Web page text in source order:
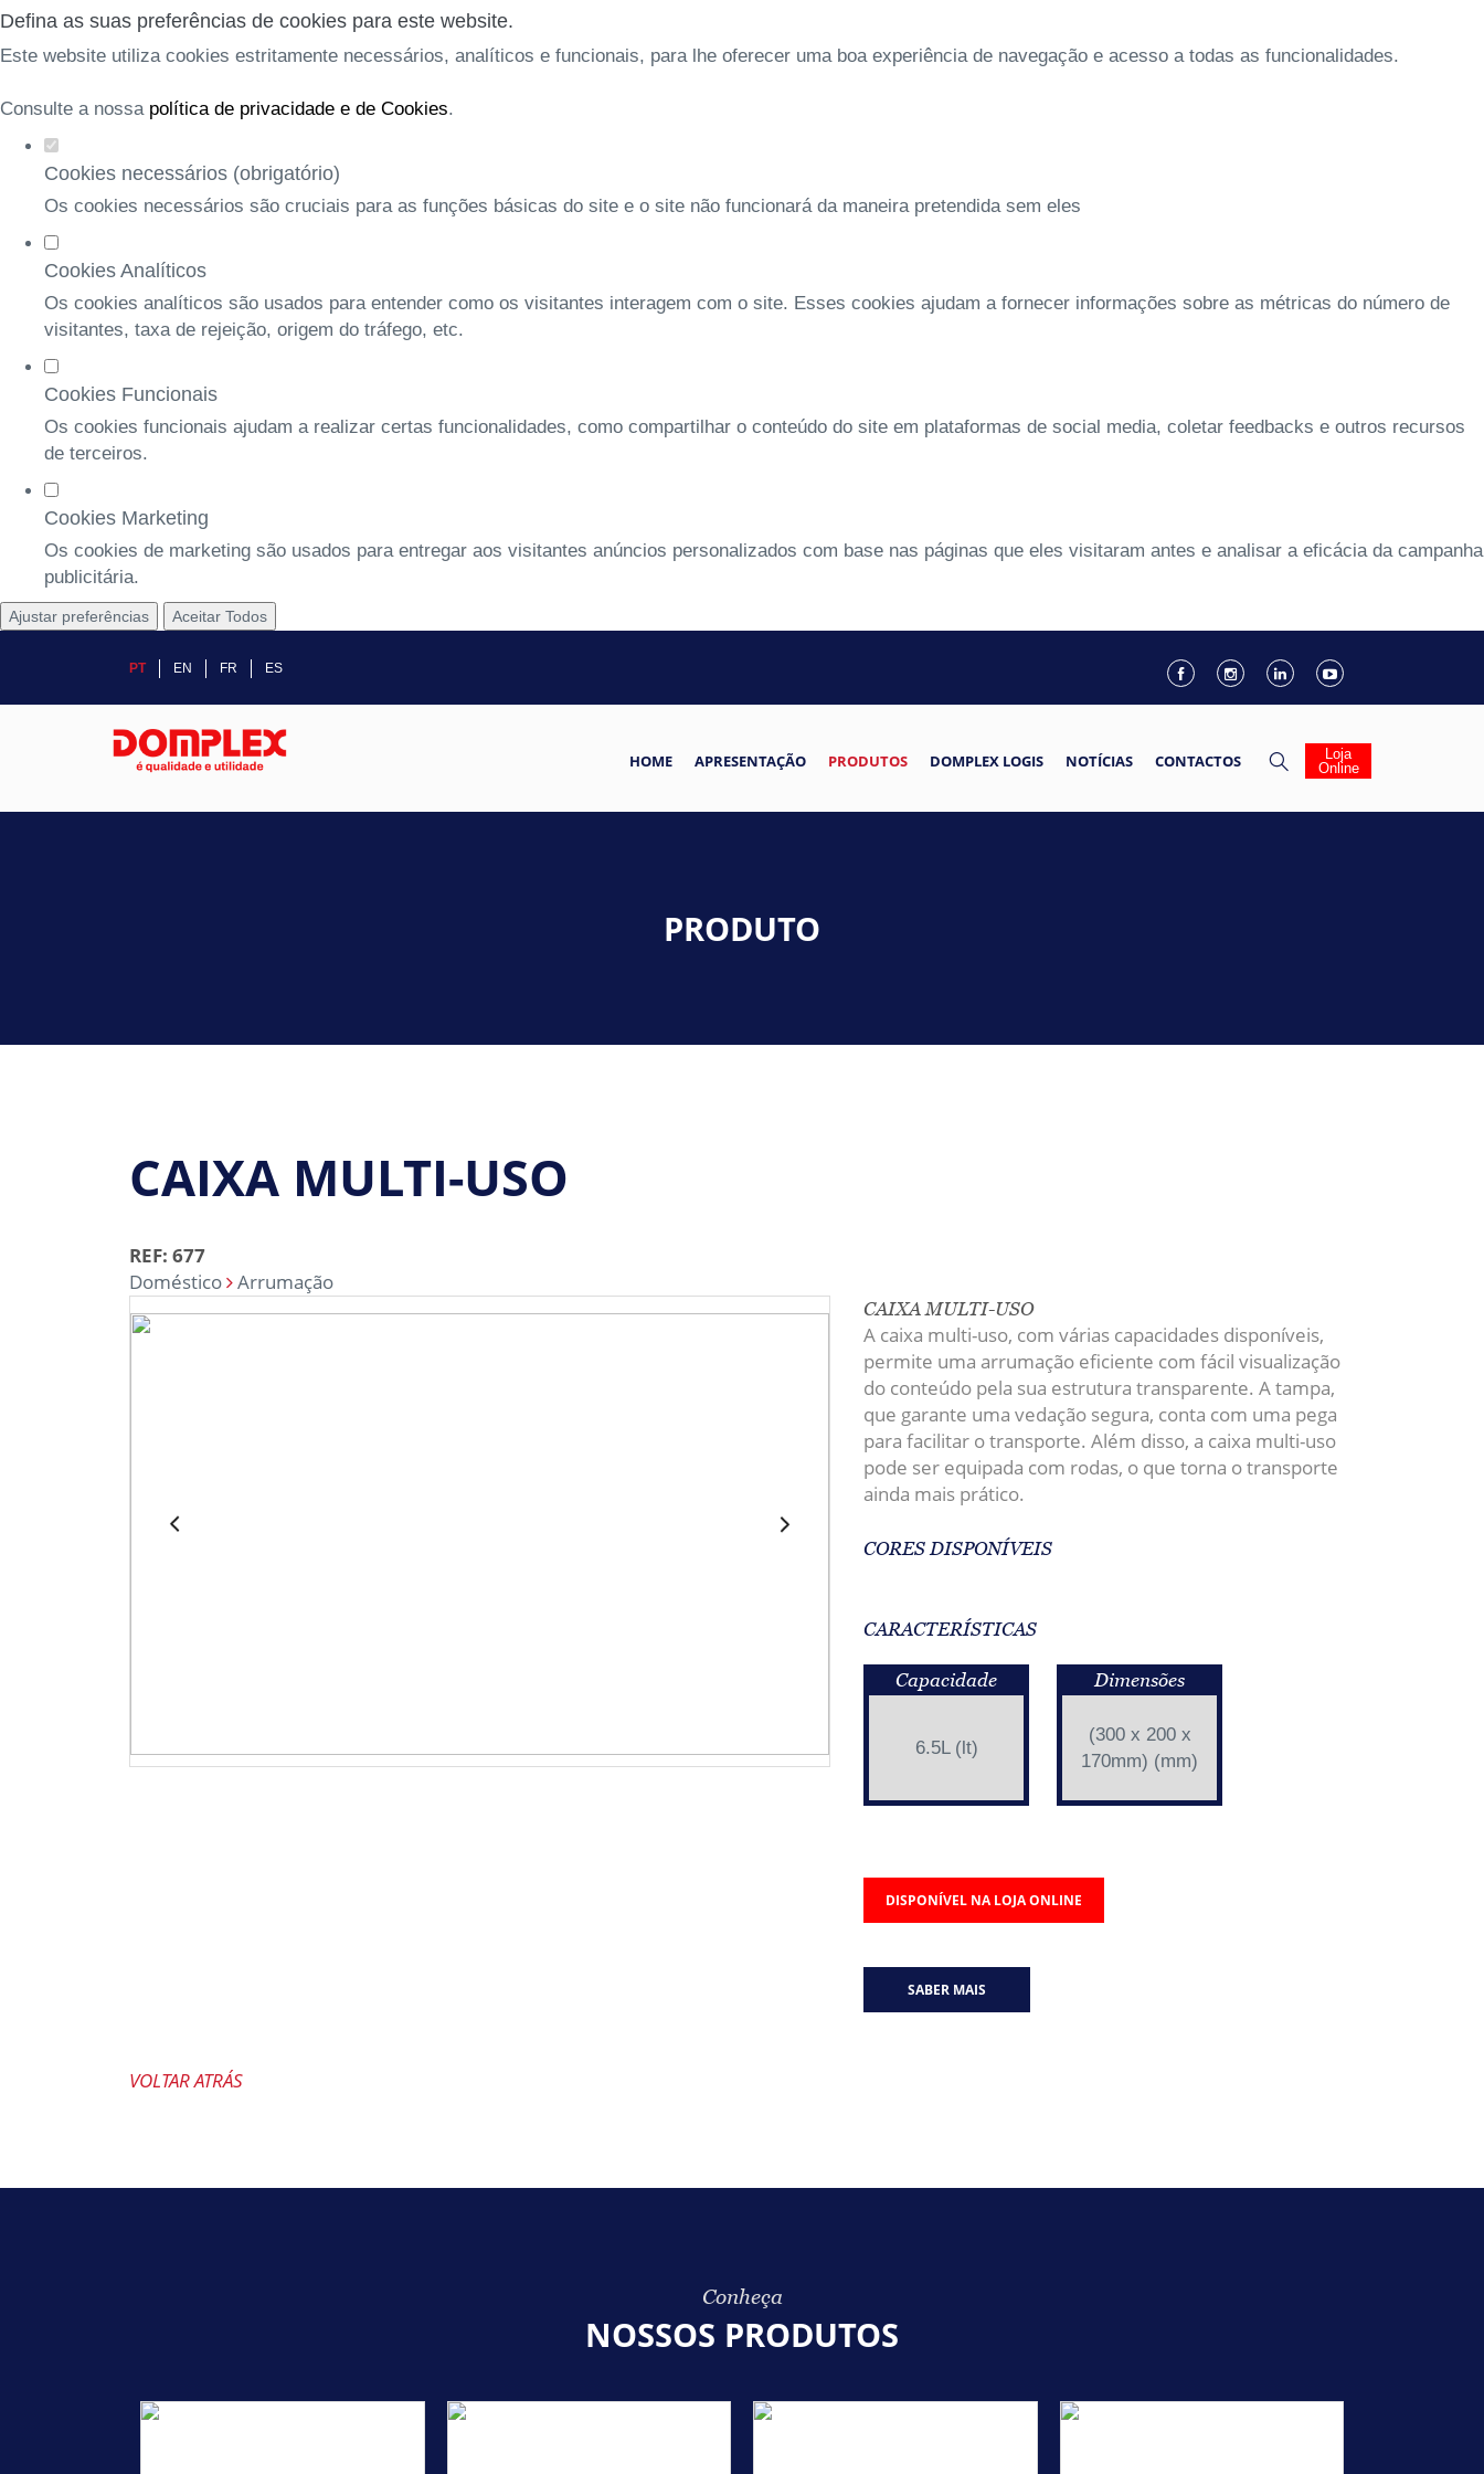
Defina as suas preferências de cookies para este website.
Este website utiliza cookies estritamente necessários, analíticos e funcionais, para lhe oferecer uma boa experiência de navegação e acesso a todas as funcionalidades.
Consulte a nossa política de privacidade e de Cookies.
Cookies necessários (obrigatório)
Os cookies necessários são cruciais para as funções básicas do site e o site não funcionará da maneira pretendida sem eles
Cookies Analíticos
Os cookies analíticos são usados para entender como os visitantes interagem com o site. Esses cookies ajudam a fornecer informações sobre as métricas do número de
visitantes, taxa de rejeição, origem do tráfego, etc.
Cookies Funcionais
Os cookies funcionais ajudam a realizar certas funcionalidades, como compartilhar o conteúdo do site em plataformas de social media, coletar feedbacks e outros recursos
de terceiros.
Cookies Marketing
Os cookies de marketing são usados para entregar aos visitantes anúncios personalizados com base nas páginas que eles visitaram antes e analisar a eficácia da campanha
publicitária.
Ajustar preferências Aceitar Todos
PT EN FR ES
HOME APRESENTAÇÃO PRODUTOS DOMPLEX LOGIS NOTÍCIAS CONTACTOS
Loja
Online
PRODUTO
CAIXA MULTI-USO
REF: 677
Doméstico
Arrumação
CAIXA MULTI-USO
A caixa multi-uso, com várias capacidades disponíveis,
permite uma arrumação eficiente com fácil visualização
do conteúdo pela sua estrutura transparente. A tampa,
que garante uma vedação segura, conta com uma pega
para facilitar o transporte. Além disso, a caixa multi-uso
pode ser equipada com rodas, o que torna o transporte
ainda mais prático.
CORES DISPONÍVEIS
CARACTERÍSTICAS
Capacidade
6.5L (lt)
Dimensões
(300 x 200 x
170mm) (mm)
DISPONÍVEL NA LOJA ONLINE
SABER MAIS
VOLTAR ATRÁS
Conheça
NOSSOS PRODUTOS